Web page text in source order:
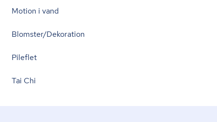
Motion i vand
Blomster/Dekoration
Pileflet
Tai Chi